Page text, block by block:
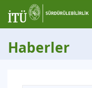
Haberler